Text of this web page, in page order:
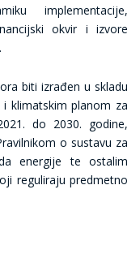
implementacije,
okvir i izvore
biti izrađen u skladu
klimatskim planom za
do 2030. godine,
o sustavu za
energije te ostalim
reguliraju predmetno